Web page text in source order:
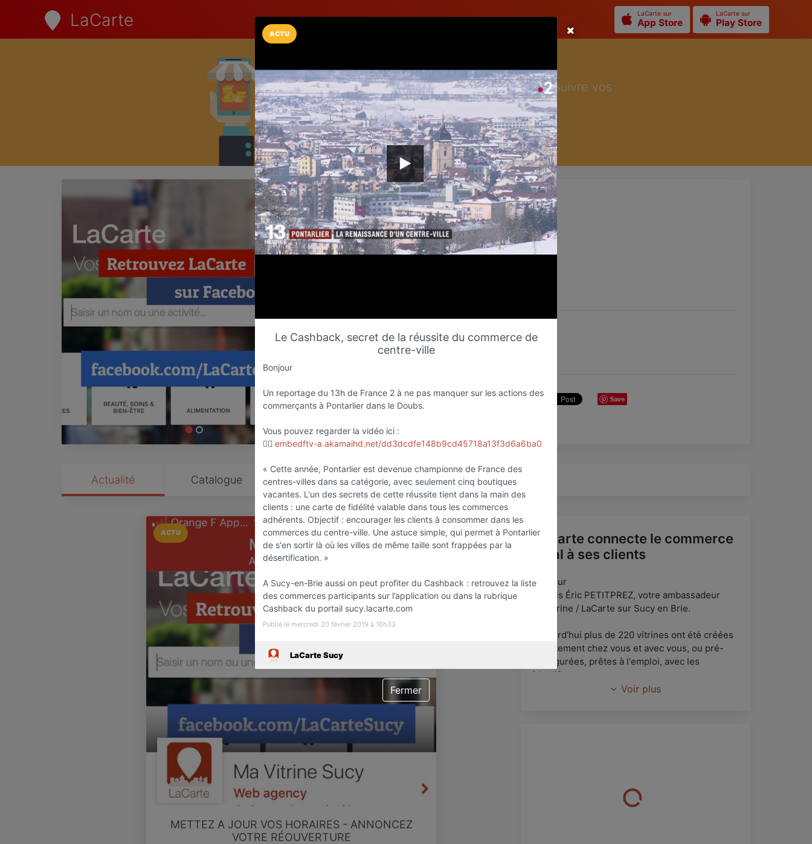
LaCarte LaCarte sur
App Store
LaCarte sur
Play Store
Installez l'App LaCarte
Téléchargez gratuitement l'app LaCarte pour suivre vos
commerces favoris et ne rien rater !
Télécharger Plus tard
LaCarte Sucy
Web agency
Sucy-en-Brie
Ouvert jusqu'à 19:00
Save
Actualité Catalogue Infos
ACTU
METTEZ A JOUR VOS HORAIRES - ANNONCEZ
VOTRE RÉOUVERTURE
LaCarte connecte le commerce
local à ses clients
Bonjour
Je suis Éric PETITPREZ, votre ambassadeur
MaVitrine / LaCarte sur Sucy en Brie.
Aujourd'hui plus de 220 vitrines ont été créées
directement chez vous et avec vous, ou pré-
configurées, prêtes à l'emploi, avec les
identifiants que vous avez reçus.
Parlez en à vos clients !
Voir plus
ACTU
Le Cashback, secret de la réussite du commerce de
centre-ville
Bonjour
Un reportage du 13h de France 2 à ne pas manquer sur les actions des
commerçants à Pontarlier dans le Doubs.
Vous pouvez regarder la vidéo ici :
👉🏻 embedftv-a.akamaihd.net/dd3dcdfe148b9cd45718a13f3d6a6ba0
« Cette année, Pontarlier est devenue championne de France des
centres-villes dans sa catégorie, avec seulement cinq boutiques
vacantes. L'un des secrets de cette réussite tient dans la main des
clients : une carte de fidélité valable dans tous les commerces
adhérents. Objectif : encourager les clients à consommer dans les
commerces du centre-ville. Une astuce simple, qui permet à Pontarlier
de s'en sortir là où les villes de même taille sont frappées par la
désertification. »
A Sucy-en-Brie aussi on peut profiter du Cashback : retrouvez la liste
des commerces participants sur l’application ou dans la rubrique
Cashback du portail sucy.lacarte.com
Publié le mercredi 20 février 2019 à 16h33
LaCarte Sucy
Fermer